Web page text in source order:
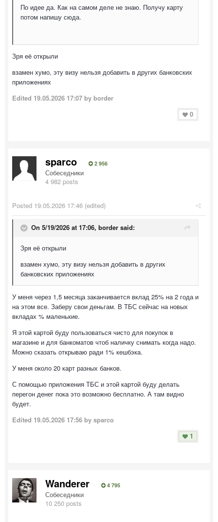
По идее да. Как на самом деле не знаю. Получу карту
потом напишу сюда.
Зря её открыли
взамен хумо, эту визу нельзя добавить в других банковских
приложениях
Edited 19.05.2026 17:07 by border
0
sparco 2 956
Собеседники
4 982 posts
Posted 19.05.2026 17:46 (edited)
On 5/19/2026 at 17:06, border said:
Зря её открыли
взамен хумо, эту визу нельзя добавить в других
банковских приложениях
У меня через 1,5 месяца заканчивается вклад 25% на 2 года и
на этом все. Заберу свои деньгам. В ТБС сейчас на новых
вкладах % маленькие.
Я этой картой буду пользоваться чисто для покупок в
магазине и для банкоматов чтоб наличку снимать когда надо.
Можно сказать открываю ради 1% кешбэка.
У меня около 20 карт разных банков.
С помощью приложения ТБС и этой картой буду делать
перегон денег пока это возможно бесплатно. А там видно
будет.
Edited 19.05.2026 17:56 by sparco
1
Wanderer 4 795
Собеседники
10 250 posts